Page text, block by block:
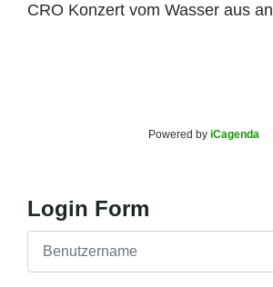
Login Form
Benutzername
CRO Konzert vom Wasser aus an
Powered by iCagenda